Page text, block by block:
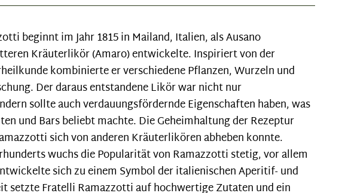
beginnt im Jahr 1815 in Mailand, Italien, als Ausano
Kräuterlikör (Amaro) entwickelte. Inspiriert von der
kombinierte er verschiedene Pflanzen, Wurzeln und
Der daraus entstandene Likör war nicht nur
sollte auch verdauungsfördernde Eigenschaften haben, was
und Bars beliebt machte. Die Geheimhaltung der Rezeptur
sich von anderen Kräuterlikören abheben konnte.
wuchs die Popularität von Ramazzotti stetig, vor allem
sich zu einem Symbol der italienischen Aperitif- und
setzte Fratelli Ramazzotti auf hochwertige Zutaten und ein